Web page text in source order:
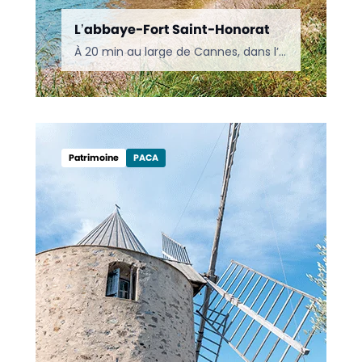
L’abbaye-Fort Saint-Honorat
À 20 min au large de Cannes, dans l’archipel de Lérins, l’île Saint-Honorat abrite une célèbre abbaye depuis seize siècles. Toujours occupée par des moines, elle livre aussi une architecture militaire…
Escapades
Patrimoine PACA
Var